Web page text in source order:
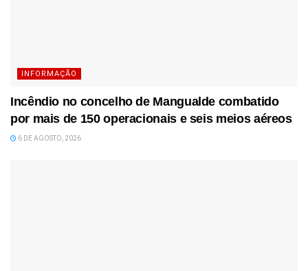
INFORMAÇÃO
Incêndio no concelho de Mangualde combatido
por mais de 150 operacionais e seis meios aéreos
6 DE AGOSTO, 2026